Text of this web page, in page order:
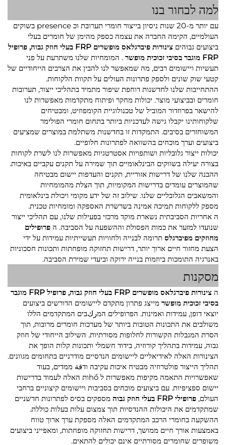
למה לבחור בנו
עם יותר מ-20 שנות ניסיון בייצור חומרי תערובת וכ presence בשוקים
העולמיים, הקימה החברה את עצמה כספק מהימן של חומרים בעלי
ביצועים גבוהים
צינורות פיברגלאס מופשרים FRP בעלי חוזק גבוה, פרופיל
FRP מוגבר בסיבי זכוכית מופשר
. המומחיות שלנו משתרעת על פני
תעשיות ויישומים רבים, מה שמאפשר לנו להבין את הצרכים הייחודיים של
קטעי שוק שונים ולספק פתרונות העולים על תקוות הלקוחות.
ההתחייבות שלנו לחדשנות דוחפת שיפור מתמיד בתהליכי ייצור, תערובות
חומרים ובביצועי מוצר. יכולות מחקר ופיתוח מתקדמות מאפשרות לנו
להישאר בפרוזדור המוביל של טכנולוגיית הקומפוזיט, ומבטיחים
שלקוחותינו יקבלו גישה לעדכניות ביותר בתחום חומרי הפולימר
המשוחזרים בסיבים. התמקדות זו בחדשנות משתלמת במוצרים שמציעים
ביצועים וערך מוכחים בהשוואה לפתרונות חלופיים.
יכולות ייצור גלובליות ושותפויות אסטרטגיות מאפשרות לנו לשרת לקוחות
בצורה יעילה בשווקים הבינלאומיים תוך שמירה על תקנים עקביים באיכות.
ההבנה שלנו של דרישות אזוריית, תקנים והעדפות יישום מבטיחה
שהמוצרים עומדים בדרישות המקומיות, תוך הצלת מהמומחיות
והמשאבים הגלובליים שלנו. שילוב זה של ידע מקומי ויכולת בינלאומית
מספק ללקוחות תמיכה אמינה בשרשרת האספקה ומומחיות טכנית.
ה אחריות הסביבתית נשארת מוקד מרכזי בפעילות שלנו, עם תהליכי ייצור
שנועדו למזער את כמות הפסולת וההשפעה על הסביבה. ה פרופילים
מחוזקים מפיברגלס תרומה לבנייה ולחוויות תעשייתיות עמידות על ידי
הצעת מחזור חיים ארוך יותר, דרישות תחזוקה מופחתות ותכונות חסכוניות
באנרגיה התומכות ביוזמות בנייה ירוקה וביעדי שמירת הסביבה.
מסקנות
ה
צינורות פיברגלאס מופשרים FRP בעלי חוזק גבוה, פרופיל FRP מוגבר
בסיבי זכוכית מופשר מייצג פתרון מתקדם ליישומים הדורשים ביצועים
יוצאי דופן, עמידות ואמינות. הפרופילים המركבים המתקדמים הללו
משולבים את התכונות הטובות ביותר של מערכות חומרים מרובות, תוך
הסרת המגבלות הקשורות לחלופות מסורתיות. השילוב הייחודי של חוזק
גבוה, עמידות בתהליך קורוזיה, בידוד חשמלי ותכונות קלות הופך את
הצינורות האלה לאידיאליים ליישומים הנדסיים מודרניים בתחומים מגוונים.
תהליך הייצור פולטרוזיה מבטיח איכות עקיבה ודقة ממדים, בעוד
שאפשרויות התאמה מקיפות מאפשרות ל hồות האלה לעמוד בדרישות
יישום ספציפיות. עם ביצועים מוכחים בסביבות ויישומים קיצוניים ברחבי
העולם, פרופילי FRP בעלי חוזק גבוה
מספקים בסיס לפתרונות חדשניים
שמתקדמים את היכולות ההנדסיות תוך צמצום עלות בעלות כוללת.
ההשקעה בחומרי הרכב המתקדמים האלה מספקת ערך ארוך טווח
באמצעות אורך חיים ממושך, דרישות תחזוקה מופחתות, ומאפייני ביצועים
משופרים שחומרים מסורתיים אינם יכולים להתאים.